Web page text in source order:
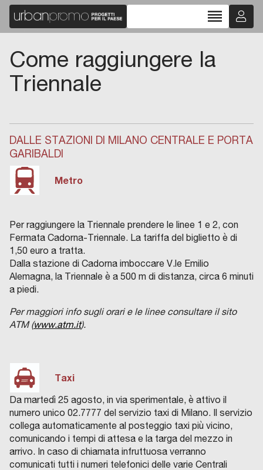
reorder
Come raggiungere la
Triennale
DALLE STAZIONI DI MILANO CENTRALE E PORTA
GARIBALDI
Metro
Per raggiungere la Triennale prendere le linee 1 e 2, con
Fermata Cadorna-Triennale. La tariffa del biglietto è di
1,50 euro a tratta.
Dalla stazione di Cadorna imboccare V.le Emilio
Alemagna, la Triennale è a 500 m di distanza, circa 6 minuti
a piedi.
Per maggiori info sugli orari e le linee consultare il sito
ATM (www.atm.it).
Taxi
Da martedì 25 agosto, in via sperimentale, è attivo il
numero unico 02.7777 del servizio taxi di Milano. Il servizio
collega automaticamente al posteggio taxi più vicino,
comunicando i tempi di attesa e la targa del mezzo in
arrivo. In caso di chiamata infruttuosa verranno
comunicati tutti i numeri telefonici delle varie Centrali